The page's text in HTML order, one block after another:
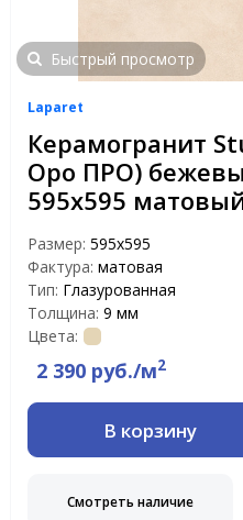
Быстрый просмотр
Laparet
Керамогранит
Оро ПРО)
595х595
Размер: 595x595
Фактура: матовая
Тип: Глазурованная
Толщина: 9 мм
Цвета:
2 390 руб./м2
В корзину
Смотреть наличие